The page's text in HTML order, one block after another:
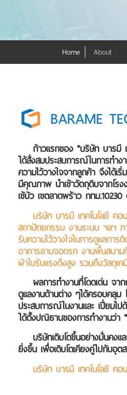
Home About
BARAME
ก้าวแรกของ "บริษัท บารมี
ได้สั่งสมประสบการณ์ในการทำ
ความไว้วางใจจากลูกค้า จึงได้
มีคุณภาพ นำเข้าวัตถุดิบจากโร
เข้บัว เขตลาดพร้าว กทม
บริษัท บารมี เทคโนโลยี ค
สถาปัตยกรรม งานระบบ ฯลฯ ภ
รับความไว้วางใจในการดูแลกา
อาคารลานจอดรถ งานพื้นสนา
ผ้าใบรับแรงดึงสูง รวมถึงวัสดุ
ผลการทำงานที่โดดเด่น จ
ดูแลงานด้านต่าง ๆได้ครอบคลุม
ประสบการณ์ในงานและ เปี่ยมไ
ได้ตั้งปณิธานของการทำงานว่า
บริษัทเติบโตขึ้นอย่างมั่นคง
ยิ่งขึ้น เพื่อเติบโตเคียงคู่ไปกับอุต
บริษัท บารมี เทคโนโลยี คอ